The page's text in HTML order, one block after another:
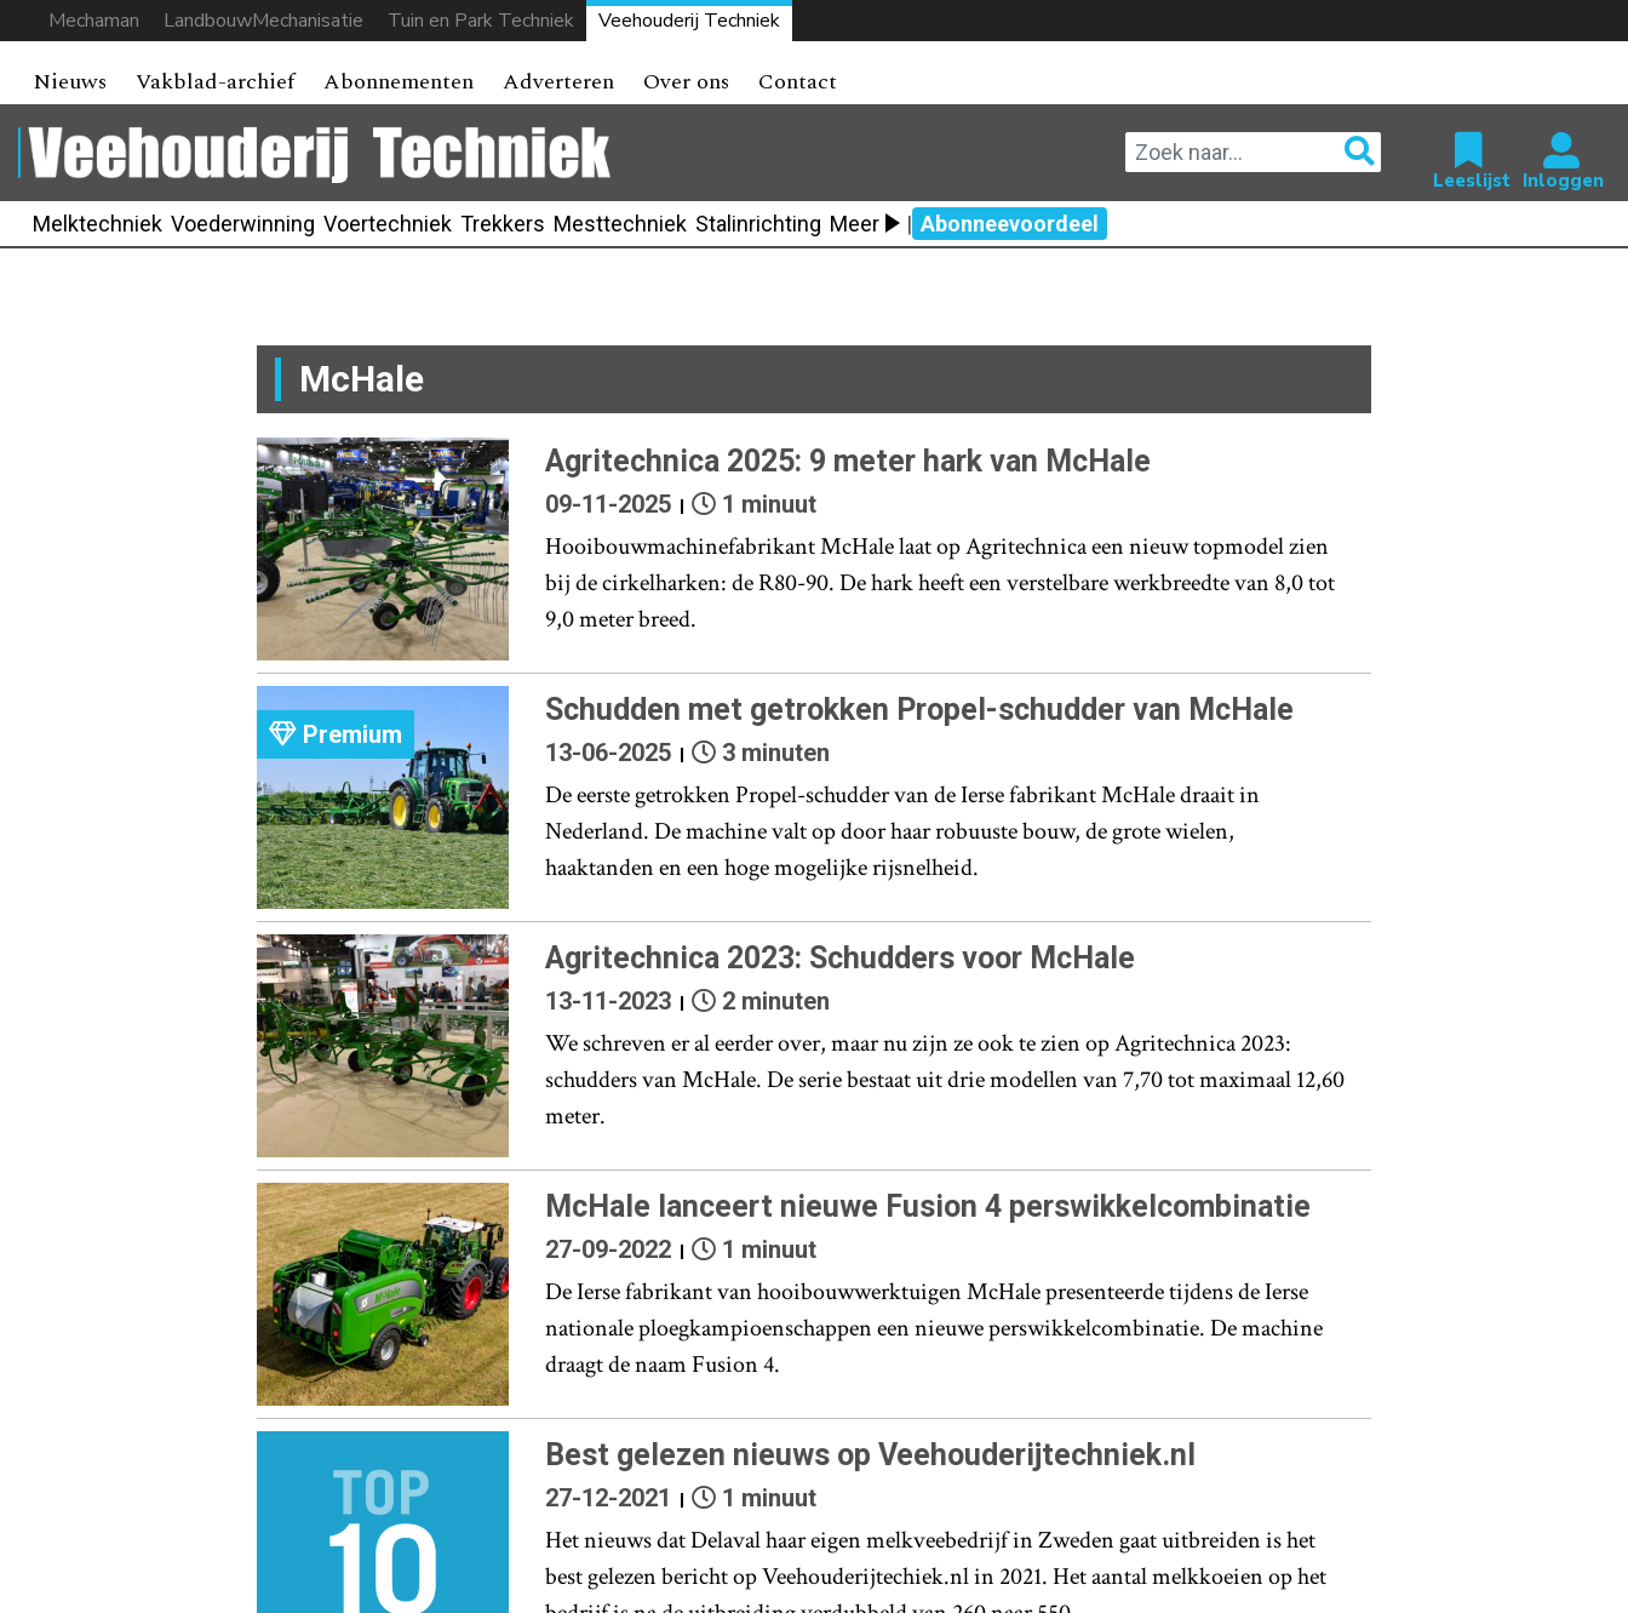
Mechaman LandbouwMechanisatie Tuin en Park Techniek Veehouderij Techniek
Nieuws Vakblad-archief Abonnementen Adverteren Over ons Contact
Melktechniek Voederwinning Voertechniek Trekkers Mesttechniek Stalinrichting Meer | Abonneevoordeel
McHale
Agritechnica 2025: 9 meter hark van McHale
09-11-2025 1 minuut
Hooibouwmachinefabrikant McHale laat op Agritechnica een nieuw topmodel zien
bij de cirkelharken: de R80-90. De hark heeft een verstelbare werkbreedte van 8,0 tot
9,0 meter breed.
Premium
Schudden met getrokken Propel-schudder van McHale
13-06-2025 3 minuten
De eerste getrokken Propel-schudder van de Ierse fabrikant McHale draait in
Nederland. De machine valt op door haar robuuste bouw, de grote wielen,
haaktanden en een hoge mogelijke rijsnelheid.
Agritechnica 2023: Schudders voor McHale
13-11-2023 2 minuten
We schreven er al eerder over, maar nu zijn ze ook te zien op Agritechnica 2023:
schudders van McHale. De serie bestaat uit drie modellen van 7,70 tot maximaal 12,60
meter.
McHale lanceert nieuwe Fusion 4 perswikkelcombinatie
27-09-2022 1 minuut
De Ierse fabrikant van hooibouwwerktuigen McHale presenteerde tijdens de Ierse
nationale ploegkampioenschappen een nieuwe perswikkelcombinatie. De machine
draagt de naam Fusion 4.
Best gelezen nieuws op Veehouderijtechniek.nl
27-12-2021 1 minuut
Het nieuws dat Delaval haar eigen melkveebedrijf in Zweden gaat uitbreiden is het
best gelezen bericht op Veehouderijtechiek.nl in 2021. Het aantal melkkoeien op het